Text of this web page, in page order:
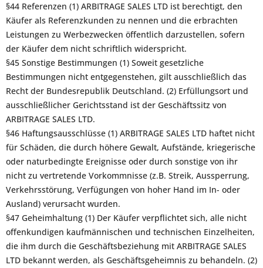
§44 Referenzen (1) ARBITRAGE SALES LTD ist berechtigt, den
Käufer als Referenzkunden zu nennen und die erbrachten
Leistungen zu Werbezwecken öffentlich darzustellen, sofern
der Käufer dem nicht schriftlich widerspricht.
§45 Sonstige Bestimmungen (1) Soweit gesetzliche
Bestimmungen nicht entgegenstehen, gilt ausschließlich das
Recht der Bundesrepublik Deutschland. (2) Erfüllungsort und
ausschließlicher Gerichtsstand ist der Geschäftssitz von
ARBITRAGE SALES LTD.
§46 Haftungsausschlüsse (1) ARBITRAGE SALES LTD haftet nicht
für Schäden, die durch höhere Gewalt, Aufstände, kriegerische
oder naturbedingte Ereignisse oder durch sonstige von ihr
nicht zu vertretende Vorkommnisse (z.B. Streik, Aussperrung,
Verkehrsstörung, Verfügungen von hoher Hand im In- oder
Ausland) verursacht wurden.
§47 Geheimhaltung (1) Der Käufer verpflichtet sich, alle nicht
offenkundigen kaufmännischen und technischen Einzelheiten,
die ihm durch die Geschäftsbeziehung mit ARBITRAGE SALES
LTD bekannt werden, als Geschäftsgeheimnis zu behandeln. (2)